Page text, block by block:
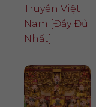
Truyền Việt
Nam [Đầy Đủ
Nhất]